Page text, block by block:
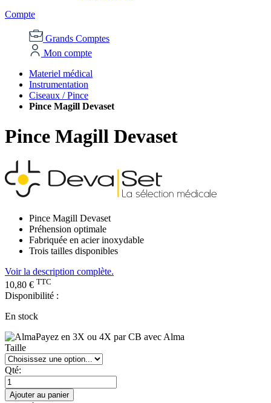
Compte
Grands Comptes
Mon compte
Materiel médical
Instrumentation
Ciseaux / Pince
Pince Magill Devaset
Pince Magill Devaset
Pince Magill Devaset
Préhension optimale
Fabriquée en acier inoxydable
Trois tailles disponibles
Voir la description complète.
10,80 € TTC
Disponibilité :
En stock
Payez en 3X ou 4X par CB avec Alma
Taille
Qté:
Ajouter au panier